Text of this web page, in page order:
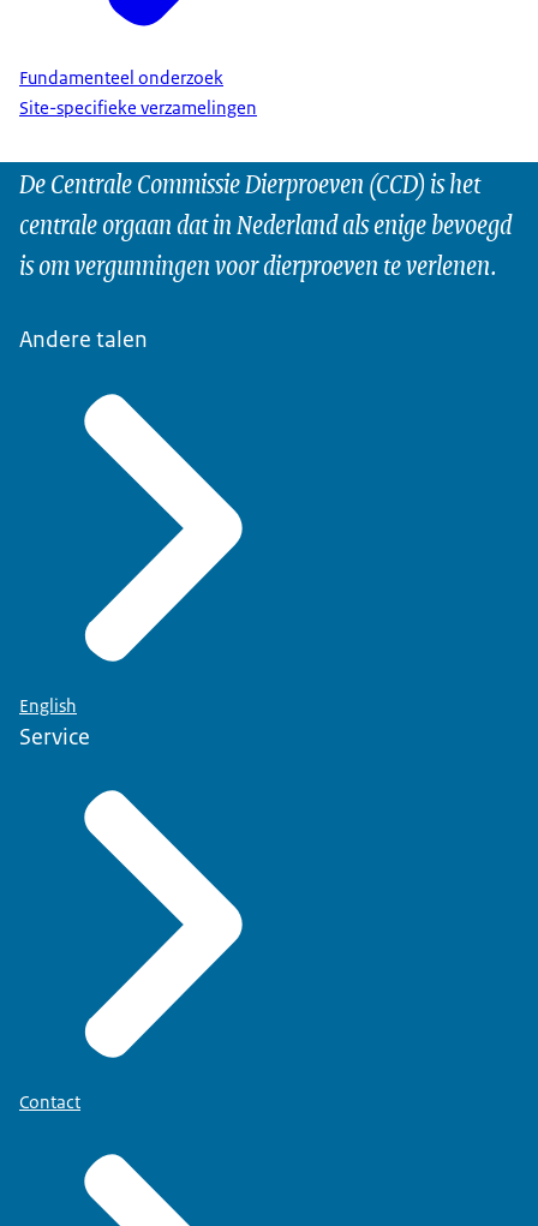
Fundamenteel onderzoek
Site-specifieke verzamelingen
De Centrale Commissie Dierproeven (CCD) is het
centrale orgaan dat in Nederland als enige bevoegd
is om vergunningen voor dierproeven te verlenen.
Andere talen
English
Service
Contact